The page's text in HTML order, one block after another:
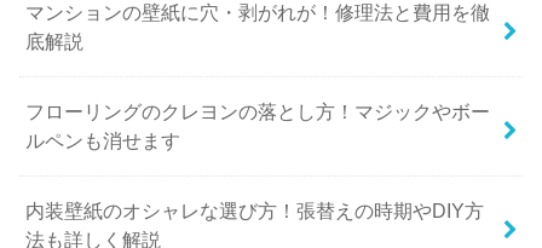
マンションの壁紙に穴・剥がれが！修理法と費用を徹
底解説
フローリングのクレヨンの落とし方！マジックやボー
ルペンも消せます
内装壁紙のオシャレな選び方！張替えの時期やDIY方
法も詳しく解説